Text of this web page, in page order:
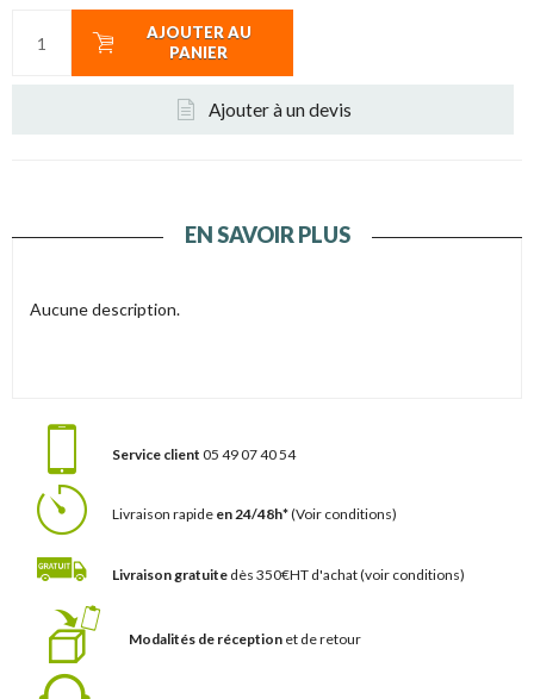
AJOUTER AU
PANIER
Ajouter à un devis
EN SAVOIR PLUS
Aucune description.
Service client 05 49 07 40 54
Livraison rapide en 24/48h*(Voir conditions)
Livraison gratuite dès 350€HT d'achat(voir conditions)
Modalités de réception et de retour